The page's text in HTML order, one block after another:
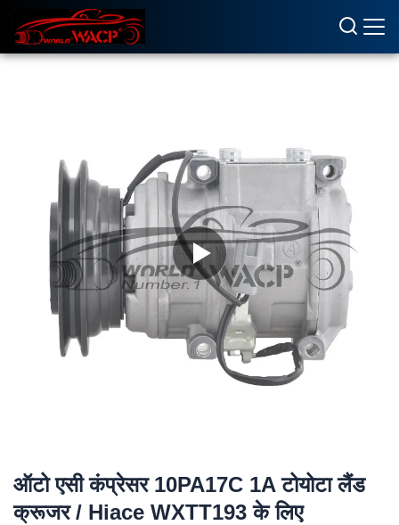
ऑटो एसी कंप्रेसर 10PA17C 1A टोयोटा लैंड
क्रूजर / Hiace WXTT193 के लिए